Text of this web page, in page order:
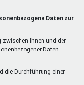
Daten zur
zwischen Ihnen und der
Daten
die Durchführung einer